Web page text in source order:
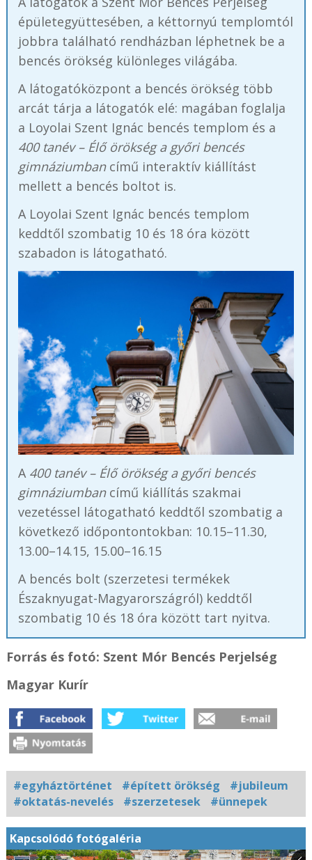
épületegyüttesében, a kéttornyú templomtól
jobbra található rendházban léphetnek be a
bencés örökség különleges világába.
A látogatóközpont a bencés örökség több
arcát tárja a látogatók elé: magában foglalja
a Loyolai Szent Ignác bencés templom és a
400 tanév – Élő örökség a győri bencés
gimnáziumbancímű interaktív kiállítást
mellett a bencés boltot is.
A Loyolai Szent Ignác bencés templom
keddtől szombatig 10 és 18 óra között
szabadon is látogatható.
A 400 tanév – Élő örökség a győri bencés
gimnáziumbancímű kiállítás szakmai
vezetéssel látogatható keddtől szombatig a
következő időpontontokban: 10.15–11.30,
13.00–14.15, 15.00–16.15
A bencés bolt (szerzetesi termékek
Északnyugat-Magyarországról) keddtől
szombatig 10 és 18 óra között tart nyitva.
Forrás és fotó: Szent Mór Bencés Perjelség
Magyar Kurír
#egyháztörténet #épített örökség
#jubileum
#oktatás-nevelés
#szerzetesek #ünnepek
Kapcsolódó fotógaléria